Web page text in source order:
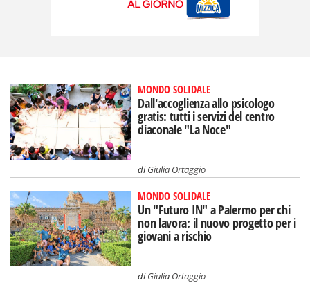
MONDO SOLIDALE
Dall'accoglienza allo psicologo
gratis: tutti i servizi del centro
diaconale "La Noce"
diGiulia Ortaggio
MONDO SOLIDALE
Un "Futuro IN" a Palermo per chi
non lavora: il nuovo progetto per i
giovani a rischio
diGiulia Ortaggio